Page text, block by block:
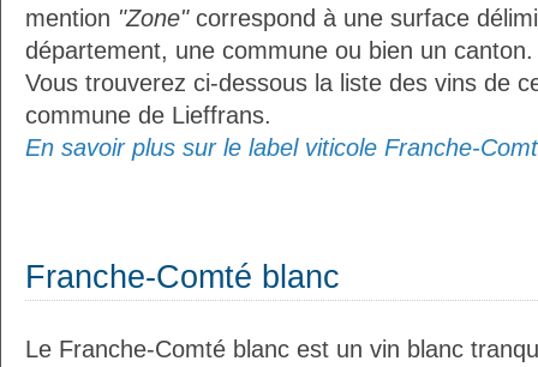
mention "Zone"correspond à une surface
département, une commune ou bien un canton.
Vous trouverez ci-dessous la liste des vins de
commune de Lieffrans.
En savoir plus sur le label viticole Franche-
Franche-Comté blanc
Le Franche-Comté blanc est un vin blanc